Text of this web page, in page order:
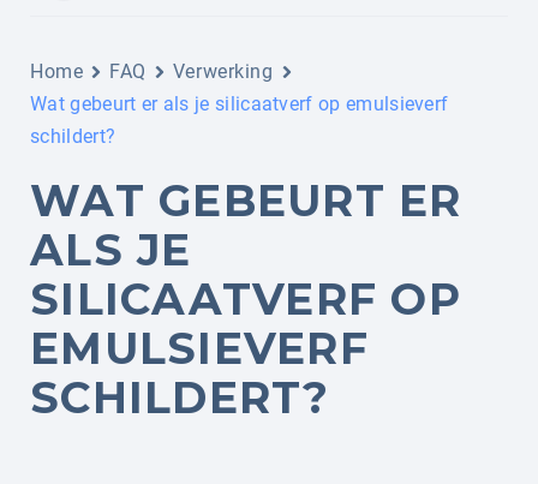
Home FAQ
Verwerking
Wat gebeurt er als je silicaatverf op emulsieverf
schildert?
WAT GEBEURT ER
ALS JE
SILICAATVERF OP
EMULSIEVERF
SCHILDERT?